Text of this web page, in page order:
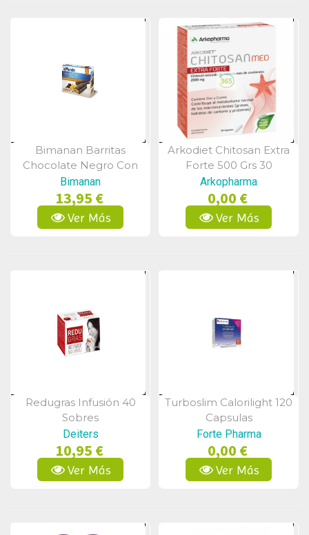
Vista Rápida
Bimanan Barritas
Chocolate Negro Con
Naranja 8 Unidades
Bimanan
13,95 €
Ver Más
Vista Rápida
Arkodiet Chitosan Extra
Forte 500 Grs 30
Cápsulas
Arkopharma
0,00 €
Ver Más
Vista Rápida
Redugras Infusión 40
Sobres
Deiters
10,95 €
Ver Más
Vista Rápida
Turboslim Calorilight 120
Capsulas
Forte Pharma
0,00 €
Ver Más